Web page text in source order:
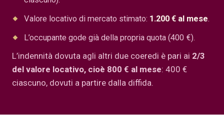
Valore locativo di mercato stimato: 1.200 € al mese.
L’occupante gode già della propria quota (400 €).
L’indennità dovuta agli altri due coeredi è pari ai 2/3
del valore locativo, cioè 800 € al mese: 400 €
ciascuno, dovuti a partire dalla diffida.